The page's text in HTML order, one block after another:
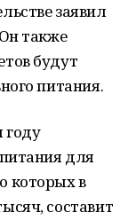
заявил
также
будут
питания.
году
для
которых в
составит